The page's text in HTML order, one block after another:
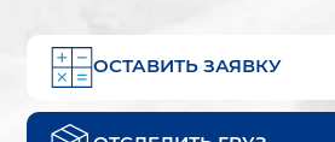
ОСТАВИТЬ ЗАЯВКУ